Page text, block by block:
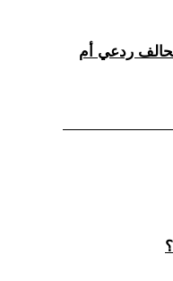
تحالف ردعي أم